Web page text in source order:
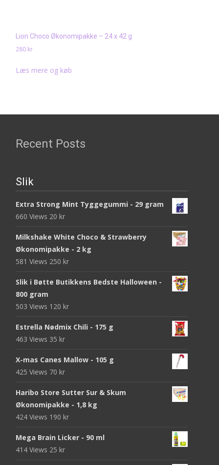
Lion Choco Økonomipakke – 24 x 42 g
280 kr
Læs mere og køb
Recent Posts
Slik
Extra Strong Mint Tyggegummi - 29 gram
660 Views 20 kr
Milkshake White Choco & Strawberry
Økonomipakke - 2 kg
581 Views 250 kr
Slik i Bøtte Butikkens Bedste Halloween -
800 gram
503 Views 120 kr
Estrella Nødmix Chili - 175 g
463 Views 35 kr
X-mas Canes Mallow - 105 g
425 Views 70 kr
Haribo Store Sutter Sur & Skum
Økonomipakke - 1,8 kg
424 Views 190 kr
Mega Brain Licker - 90 ml
414 Views 25 kr